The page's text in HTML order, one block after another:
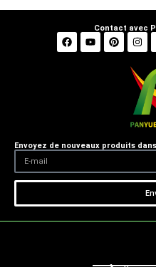
Contact avec
Envoyez de nouveaux produits